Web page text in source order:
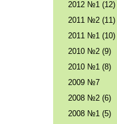
2012 №1 (12)
2011 №2 (11)
2011 №1 (10)
2010 №2 (9)
2010 №1 (8)
2009 №7
2008 №2 (6)
2008 №1 (5)